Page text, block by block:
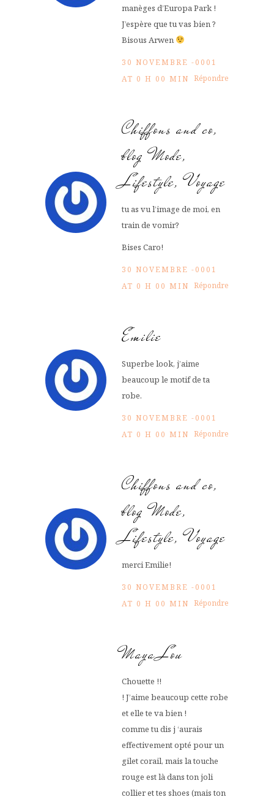
manèges d’Europa Park !
J’espère que tu vas bien ?
Bisous Arwen
30 NOVEMBRE -0001
AT 0 H 00 MIN Répondre
Chiffons and co,
blog Mode,
Lifestyle, Voyage
tu as vu l’image de moi, en
train de vomir?
Bises Caro!
30 NOVEMBRE -0001
AT 0 H 00 MIN Répondre
Emilie
Superbe look, j’aime
beaucoup le motif de ta
robe.
30 NOVEMBRE -0001
AT 0 H 00 MIN Répondre
Chiffons and co,
blog Mode,
Lifestyle, Voyage
merci Emilie!
30 NOVEMBRE -0001
AT 0 H 00 MIN Répondre
Maya Lou
Chouette !!
! J’aime beaucoup cette robe
et elle te va bien !
comme tu dis j ‘aurais
effectivement opté pour un
gilet corail, mais la touche
rouge est là dans ton joli
collier et tes shoes (mais ton